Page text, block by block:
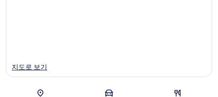
지도로 보기